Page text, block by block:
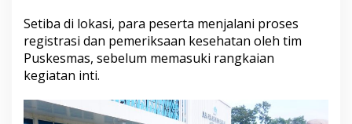
Setiba di lokasi, para peserta menjalani proses
registrasi dan pemeriksaan kesehatan oleh tim
Puskesmas, sebelum memasuki rangkaian
kegiatan inti.